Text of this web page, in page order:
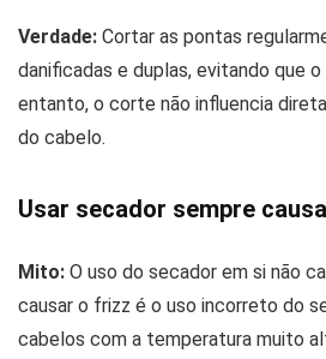
Verdade: Cortar as pontas
danificadas e duplas, evitando que
entanto, o corte não influencia
do cabelo.
Usar secador sempre
Mito: O uso do secador em si não
causar o frizz é o uso incorreto do
cabelos com a temperatura muito